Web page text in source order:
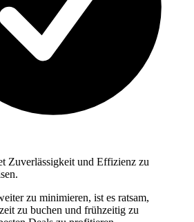
Zuverlässigkeit und Effizienz zu
zu minimieren, ist es ratsam,
zu buchen und frühzeitig zu